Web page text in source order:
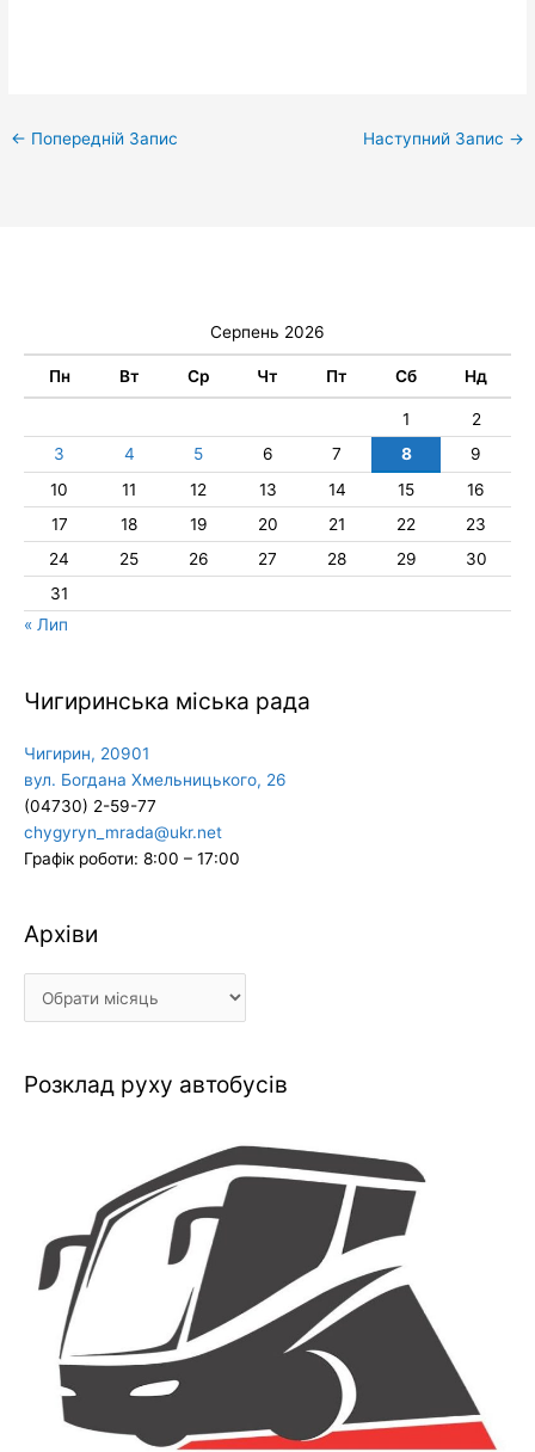
← Попередній Запис Наступний Запис →
Серпень 2026
Пн Вт Ср Чт Пт Сб Нд
1
2
3
4 5 6 7 8
9
10
11 12 13 14 15
16
17
18 19 20 21 22
23
24
25 26 27 28 29
30
31
« Лип
Чигиринська міська рада
Чигирин, 20901
вул. Богдана Хмельницького, 26
(04730) 2-59-77
chygyryn_mrada@ukr.net
Графік роботи: 8:00 – 17:00
Архіви
Архіви
Розклад руху автобусів